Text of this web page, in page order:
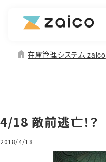
home 在庫管理システム zaico
4/18 敵前逃亡！？
2018/4/18